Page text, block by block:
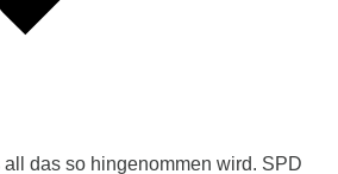
all das so hingenommen wird. SPD